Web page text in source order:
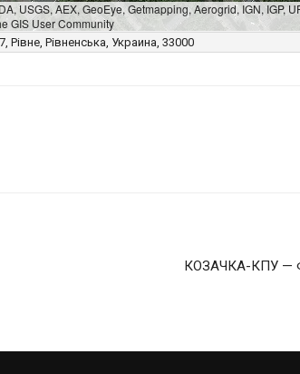
USGS, AEX, GeoEye, Getmapping, Aerogrid, IGN, IGP,
GIS User Community
Рівне, Рівненська, Украина, 33000
КОЗАЧКА-КПУ —